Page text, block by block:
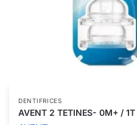
DENTIFRICES
AVENT 2 TETINES- 0M+ / 1T